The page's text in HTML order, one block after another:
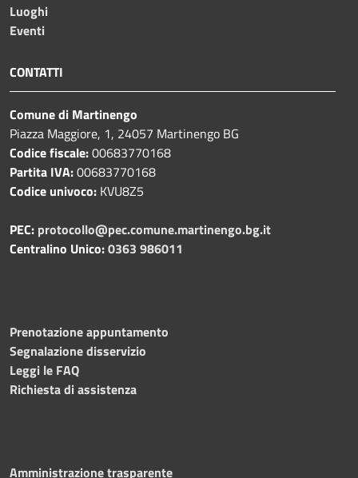
Luoghi
Eventi
CONTATTI
Comune di Martinengo
Piazza Maggiore, 1, 24057 Martinengo BG
Codice fiscale:00683770168
Partita IVA:00683770168
Codice univoco: KVU8Z5
PEC: protocollo@pec.comune.martinengo.bg.it
Centralino Unico:0363 986011
Prenotazione appuntamento
Segnalazione disservizio
Leggi le FAQ
Richiesta di assistenza
Amministrazione trasparente